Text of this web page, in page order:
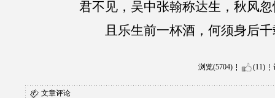
君不见，吴中张翰称达生，秋风
且乐生前一杯酒，何须身后
浏览(5704) (11)
文章评论